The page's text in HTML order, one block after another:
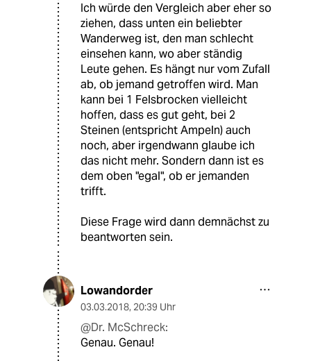
Ich würde den Vergleich aber eher so
ziehen, dass unten ein beliebter
Wanderweg ist, den man schlecht
einsehen kann, wo aber ständig
Leute gehen. Es hängt nur vom Zufall
ab, ob jemand getroffen wird. Man
kann bei 1 Felsbrocken vielleicht
hoffen, dass es gut geht, bei 2
Steinen (entspricht Ampeln) auch
noch, aber irgendwann glaube ich
das nicht mehr. Sondern dann ist es
dem oben "egal", ob er jemanden
trifft.
Diese Frage wird dann demnächst zu
beantworten sein.
Lowandorder
03.03.2018, 20:39 Uhr
@Dr. McSchreck:
Genau. Genau!